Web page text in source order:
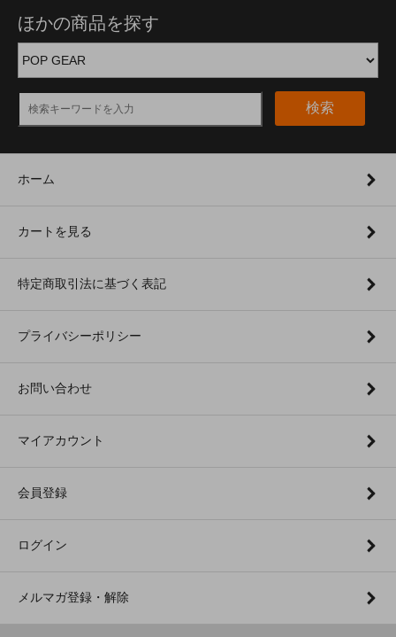
ほかの商品を探す
検索
ホーム
カートを見る
特定商取引法に基づく表記
プライバシーポリシー
お問い合わせ
マイアカウント
会員登録
ログイン
メルマガ登録・解除